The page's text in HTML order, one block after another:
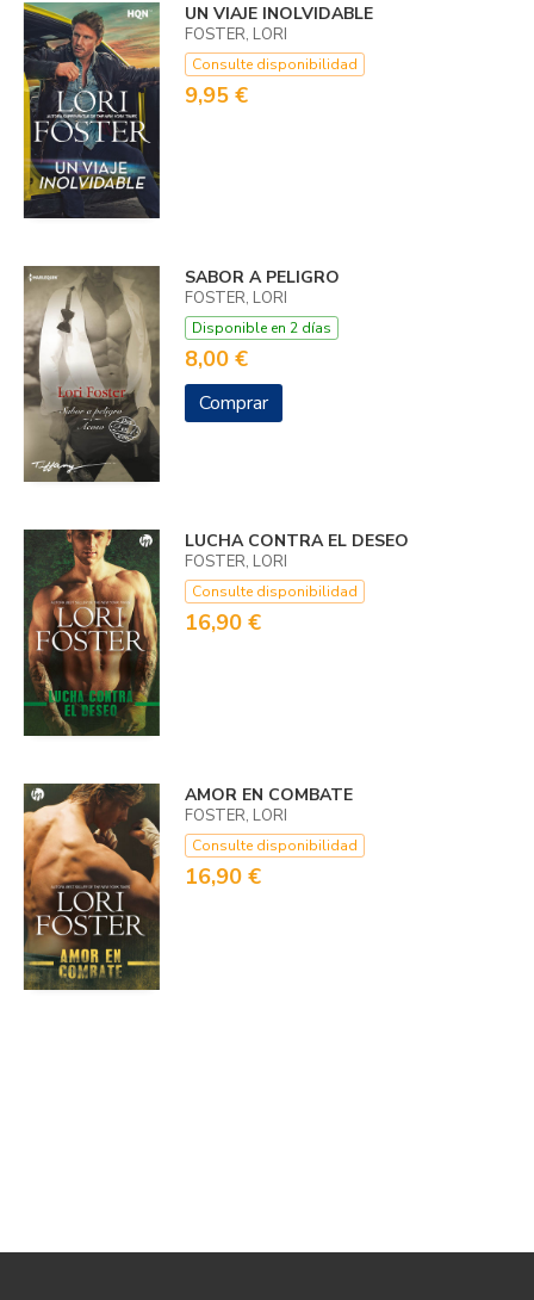
UN VIAJE INOLVIDABLE
FOSTER, LORI
Consulte disponibilidad
9,95 €
SABOR A PELIGRO
FOSTER, LORI
Disponible en 2 días
8,00 €
Comprar
LUCHA CONTRA EL DESEO
FOSTER, LORI
Consulte disponibilidad
16,90 €
AMOR EN COMBATE
FOSTER, LORI
Consulte disponibilidad
16,90 €